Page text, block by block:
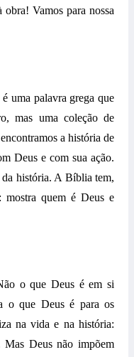
Vamos para nossa
uma palavra grega que
mas uma coleção de
a história de
Deus e com sua ação.
história. A Bíblia tem,
mostra quem é Deus e
o que Deus é em si
o que Deus é para os
na vida e na história:
Mas Deus não impõem